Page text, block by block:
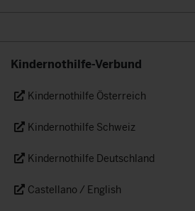
Kindernothilfe-Verbund
Kindernothilfe Österreich
Kindernothilfe Schweiz
Kindernothilfe Deutschland
Castellano / English